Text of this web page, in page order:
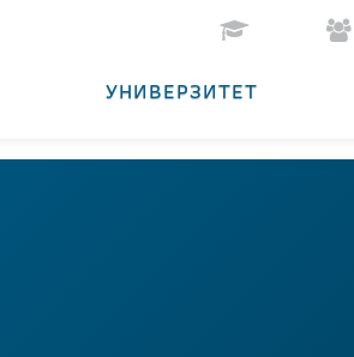
УНИВЕРЗИТЕТ